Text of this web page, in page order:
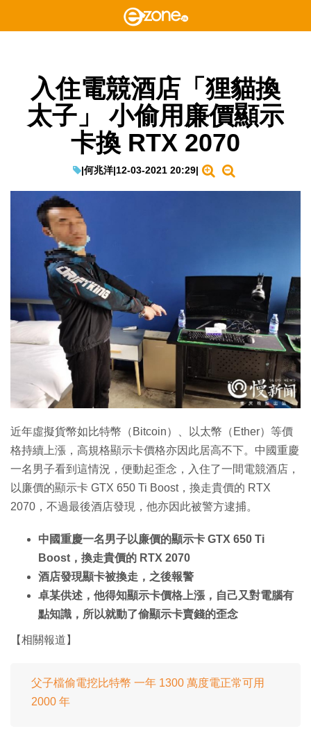
入住電競酒店「狸貓換
太子」 小偷用廉價顯示
卡換 RTX 2070
|何兆洋|12-03-2021 20:29|
近年虛擬貨幣如比特幣（Bitcoin）、以太幣（Ether）等價
格持續上漲，高規格顯示卡價格亦因此居高不下。中國重慶
一名男子看到這情況，便動起歪念，入住了一間電競酒店，
以廉價的顯示卡 GTX 650 Ti Boost，換走貴價的 RTX
2070，不過最後酒店發現，他亦因此被警方逮捕。
中國重慶一名男子以廉價的顯示卡 GTX 650 Ti
Boost，換走貴價的 RTX 2070
酒店發現顯卡被換走，之後報警
卓某供述，他得知顯示卡價格上漲，自己又對電腦有
點知識，所以就動了偷顯示卡賣錢的歪念
【相關報道】
父子檔偷電挖比特幣 一年 1300 萬度電正常可用
2000 年